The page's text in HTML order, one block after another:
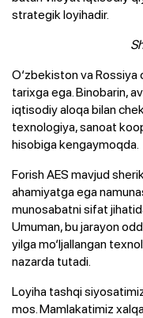
strategik loyihadir.
O‘zbekiston va Rossiya
tarixga ega. Binobarin,
iqtisodiy aloqa bilan
texnologiya, sanoat
hisobiga kengaymoqda.
Forish AES mavjud
ahamiyatga ega
munosabatni sifat
Umuman, bu jarayon
yilga mo‘ljallangan
nazarda tutadi.
Loyiha tashqi
mos. Mamlakatimiz